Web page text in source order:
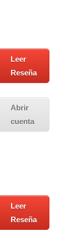
Leer
Reseña
Abrir
cuenta
Leer
Reseña